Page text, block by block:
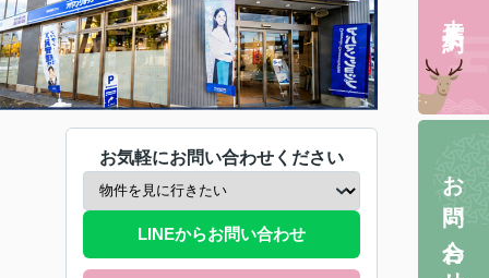
お気軽にお問い合わせください
LINEからお問い合わせ お問い合わせ